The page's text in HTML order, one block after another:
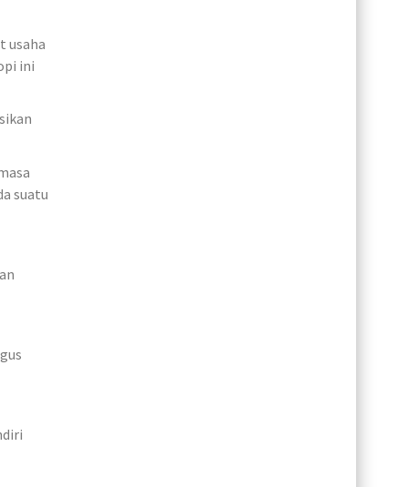
usaha
ini
suatu